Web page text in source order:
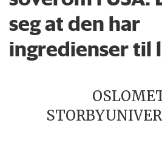
seg at den har
ingredienser til